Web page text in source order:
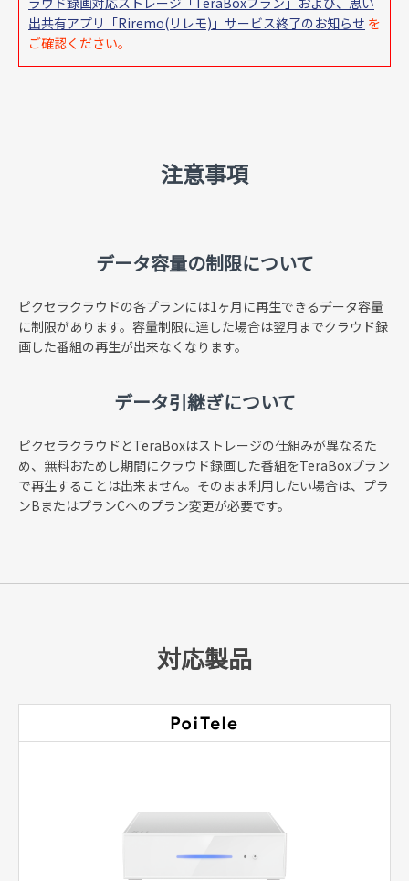
出共有アプリ「Riremo(リレモ)」サービス終了のお知らせ を
ご確認ください。
注意事項
データ容量の制限について
ピクセラクラウドの各プランには1ヶ月に再生できるデータ容量
に制限があります。容量制限に達した場合は翌月までクラウド録
画した番組の再生が出来なくなります。
データ引継ぎについて
ピクセラクラウドとTeraBoxはストレージの仕組みが異なるた
め、無料おためし期間にクラウド録画した番組をTeraBoxプラン
で再生することは出来ません。そのまま利用したい場合は、プラ
ンBまたはプランCへのプラン変更が必要です。
対応製品